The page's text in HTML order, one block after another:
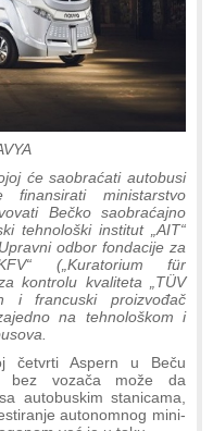
će saobraćati autobusi
ministarstvo
Bečko saobraćajno
tehnološki institut „AIT“
odbor fondacije za
(„Kuratorium für
kontrolu kvaliteta „TÜV
i francuski proizvođač
na tehnološkom i
četvrti Aspern u Beču
bez vozača može da
autobuskim stanicama,
autonomnog mini-